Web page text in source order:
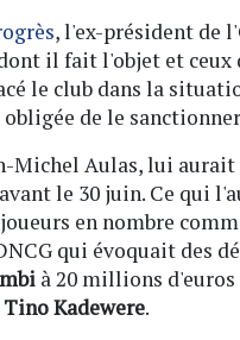
, l'ex-président de
il fait l'objet et ceux
le club dans la
obligée de le
Michel Aulas, lui aurait
le 30 juin. Ce qui
en nombre
qui évoquait des
à 20 millions d'euros
Tino Kadewere.